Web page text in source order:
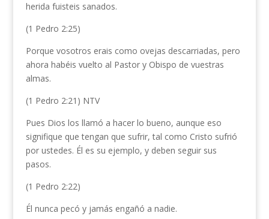
herida fuisteis sanados.
(1 Pedro 2:25)
Porque vosotros erais como ovejas descarriadas, pero
ahora habéis vuelto al Pastor y Obispo de vuestras
almas.
(1 Pedro 2:21) NTV
Pues Dios los llamó a hacer lo bueno, aunque eso
signifique que tengan que sufrir, tal como Cristo sufrió
por ustedes. Él es su ejemplo, y deben seguir sus
pasos.
(1 Pedro 2:22)
Él nunca pecó y jamás engañó a nadie.